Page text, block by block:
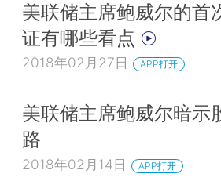
美联储主席鲍威尔的首
证有哪些看点
2018年02月27日 APP打开
美联储主席鲍威尔暗示
路
2018年02月14日 APP打开